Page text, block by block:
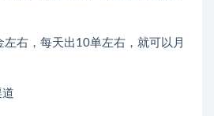
右，每天出10单左右，就可以月